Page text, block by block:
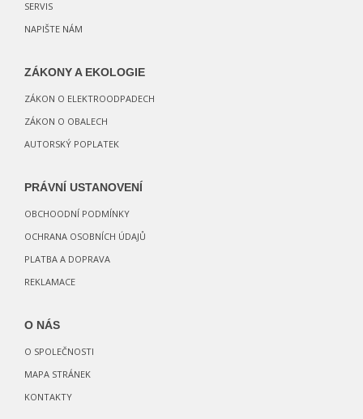
SERVIS
NAPIŠTE NÁM
ZÁKONY A EKOLOGIE
ZÁKON O ELEKTROODPADECH
ZÁKON O OBALECH
AUTORSKÝ POPLATEK
PRÁVNÍ USTANOVENÍ
OBCHOODNÍ PODMÍNKY
OCHRANA OSOBNÍCH ÚDAJŮ
PLATBA A DOPRAVA
REKLAMACE
O NÁS
O SPOLEČNOSTI
MAPA STRÁNEK
KONTAKTY